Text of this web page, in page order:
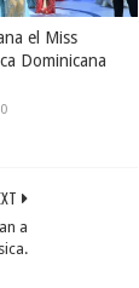
el Miss
Dominicana
0
a